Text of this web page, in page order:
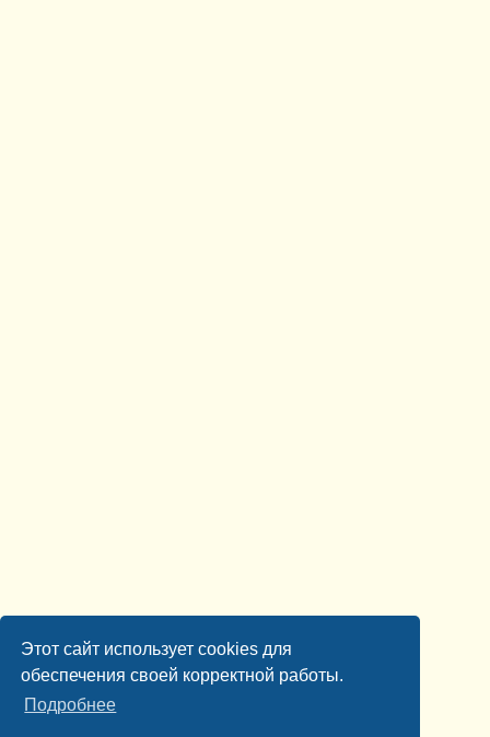
Этот сайт использует cookies для
обеспечения своей корректной работы.
Подробнее